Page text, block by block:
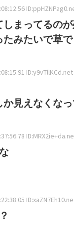
まってるの
みたいで草
ID:y9vTllKCd.net
見えなくな